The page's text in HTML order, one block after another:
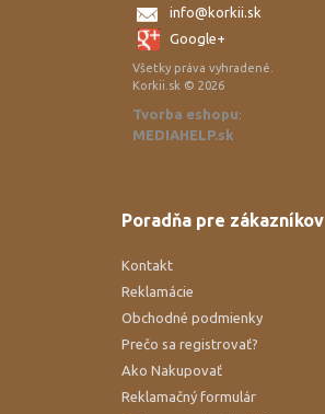
info@korkii.sk
Google+
Všetky práva vyhradené.
Korkii.sk © 2026
Tvorba eshopu:
MEDIAHELP.sk
Poradňa pre zákazníkov
Kontakt
Reklamácie
Obchodné podmienky
Prečo sa registrovať?
Ako Nakupovať
Reklamačný formulár